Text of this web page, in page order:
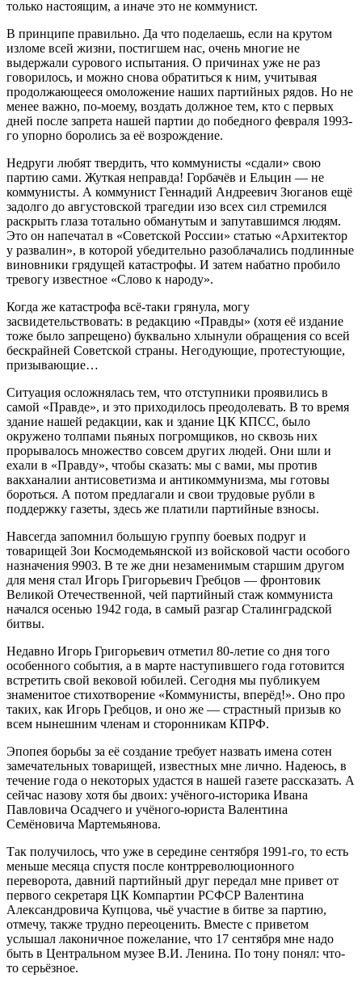
только настоящим, а иначе это не коммунист.
В принципе правильно. Да что поделаешь, если на крутом
изломе всей жизни, постигшем нас, очень многие не
выдержали сурового испытания. О причинах уже не раз
говорилось, и можно снова обратиться к ним, учитывая
продолжающееся омоложение наших партийных рядов. Но не
менее важно, по-моему, воздать должное тем, кто с первых
дней после запрета нашей партии до победного февраля 1993-
го упорно боролись за её возрождение.
Недруги любят твердить, что коммунисты «сдали» свою
партию сами. Жуткая неправда! Горбачёв и Ельцин — не
коммунисты. А коммунист Геннадий Андреевич Зюганов ещё
задолго до августовской трагедии изо всех сил стремился
раскрыть глаза тотально обманутым и запутавшимся людям.
Это он напечатал в «Советской России» статью «Архитектор
у развалин», в которой убедительно разоблачались подлинные
виновники грядущей катастрофы. И затем набатно пробило
тревогу известное «Слово к народу».
Когда же катастрофа всё-таки грянула, могу
засвидетельствовать: в редакцию «Правды» (хотя её издание
тоже было запрещено) буквально хлынули обращения со всей
бескрайней Советской страны. Негодующие, протестующие,
призывающие…
Ситуация осложнялась тем, что отступники проявились в
самой «Правде», и это приходилось преодолевать. В то время
здание нашей редакции, как и здание ЦК КПСС, было
окружено толпами пьяных погромщиков, но сквозь них
прорывалось множество совсем других людей. Они шли и
ехали в «Правду», чтобы сказать: мы с вами, мы против
вакханалии антисоветизма и антикоммунизма, мы готовы
бороться. А потом предлагали и свои трудовые рубли в
поддержку газеты, здесь же платили партийные взносы.
Навсегда запомнил большую группу боевых подруг и
товарищей Зои Космодемьянской из войсковой части особого
назначения 9903. В те же дни незаменимым старшим другом
для меня стал Игорь Григорьевич Гребцов — фронтовик
Великой Отечественной, чей партийный стаж коммуниста
начался осенью 1942 года, в самый разгар Сталинградской
битвы.
Недавно Игорь Григорьевич отметил 80-летие со дня того
особенного события, а в марте наступившего года готовится
встретить свой вековой юбилей. Сегодня мы публикуем
знаменитое стихотворение «Коммунисты, вперёд!». Оно про
таких, как Игорь Гребцов, и оно же — страстный призыв ко
всем нынешним членам и сторонникам КПРФ.
Эпопея борьбы за её создание требует назвать имена сотен
замечательных товарищей, известных мне лично. Надеюсь, в
течение года о некоторых удастся в нашей газете рассказать. А
сейчас назову хотя бы двоих: учёного-историка Ивана
Павловича Осадчего и учёного-юриста Валентина
Семёновича Мартемьянова.
Так получилось, что уже в середине сентября 1991-го, то есть
меньше месяца спустя после контрреволюционного
переворота, давний партийный друг передал мне привет от
первого секретаря ЦК Компартии РСФСР Валентина
Александровича Купцова, чьё участие в битве за партию,
отмечу, также трудно переоценить. Вместе с приветом
услышал лаконичное пожелание, что 17 сентября мне надо
быть в Центральном музее В.И. Ленина. По тону понял: что-
то серьёзное.